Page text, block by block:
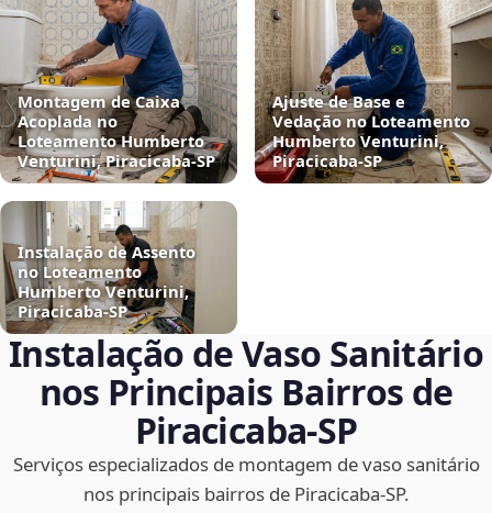
Montagem de Caixa
Acoplada no
Loteamento Humberto
Venturini, Piracicaba‑SP
Ajuste de Base e
Vedação no Loteamento
Humberto Venturini,
Piracicaba‑SP
Instalação de Assento
no Loteamento
Humberto Venturini,
Piracicaba‑SP
Instalação de Vaso Sanitário
nos Principais Bairros de
Piracicaba‑SP
Serviços especializados de montagem de vaso sanitário
nos principais bairros de Piracicaba‑SP.